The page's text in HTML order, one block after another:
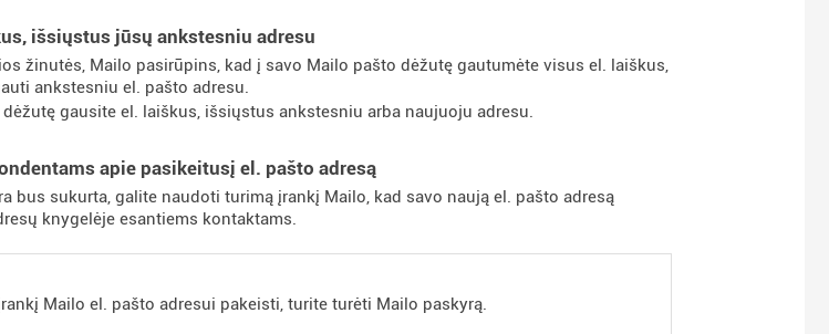
išsiųstus jūsų ankstesniu adresu
žinutės, Mailo pasirūpins, kad į savo Mailo pašto dėžutę gautumėte visus el. laiškus,
ankstesniu el. pašto adresu.
gausite el. laiškus, išsiųstus ankstesniu arba naujuoju adresu.
apie pasikeitusį el. pašto adresą
bus sukurta, galite naudoti turimą įrankį Mailo, kad savo naują el. pašto adresą
knygelėje esantiems kontaktams.
Mailo el. pašto adresui pakeisti, turite turėti Mailo paskyrą.